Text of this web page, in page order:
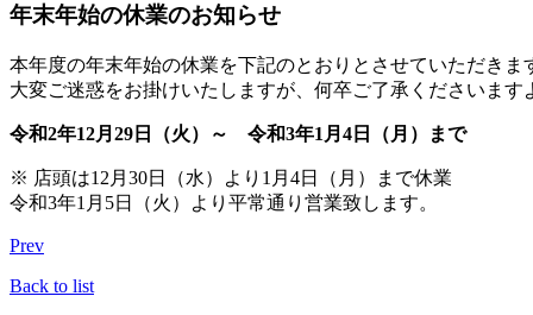
年末年始の休業のお知らせ
本年度の年末年始の休業を下記のとおりとさせていただきま
大変ご迷惑をお掛けいたしますが、何卒ご了承くださいます
令和2年12月29日（火）～ 令和3年1月4日（月）まで
※ 店頭は12月30日（水）より1月4日（月）まで休業
令和3年1月5日（火）より平常通り営業致します。
Prev
Back to list